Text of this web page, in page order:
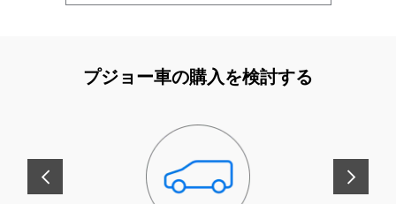
プジョー車の購入を検討する
前へ 次へ